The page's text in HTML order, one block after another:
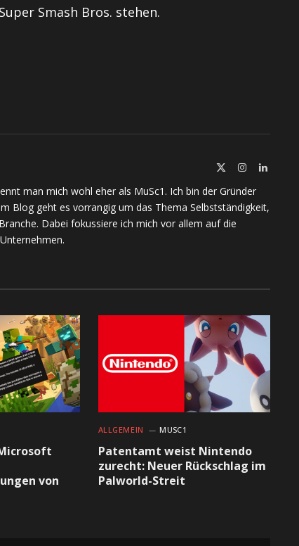
Smash Bros. stehen.
InstagramLinkedIn
man mich wohl eher als MuSc1. Ich bin der Gründer
Blog geht es vorrangig um das Thema Selbstständigkeit,
Dabei fokussiere ich mich vor allem auf die
von
ALLGEMEIN MUSC1
Patentamt weist Nintendo
zurecht: Neuer Rückschlag im
Palworld-Streit